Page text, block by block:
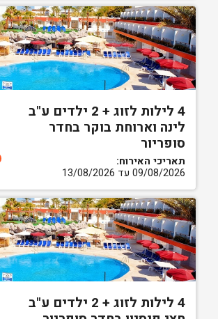
4 לילות לזוג + 2 ילדים ע"ב
לינה וארוחת בוקר בחדר
סופריור
תאריכי האירוח:
09/08/2026 עד 13/08/2026
4 לילות לזוג + 2 ילדים ע"ב